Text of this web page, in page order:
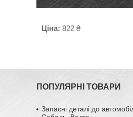
Ціна: 822 ₴
ПОПУЛЯРНІ ТОВАРИ
Запасні деталі до